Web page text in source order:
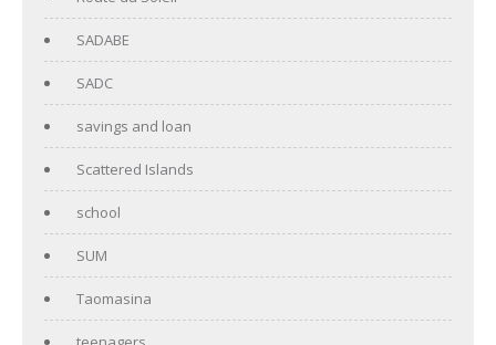
SADABE
SADC
savings and loan
Scattered Islands
school
SUM
Taomasina